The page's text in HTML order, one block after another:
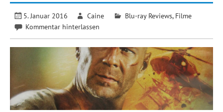
5. Januar 2016 Caine Blu-ray Reviews, Filme
Kommentar hinterlassen